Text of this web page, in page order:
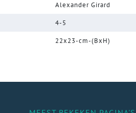
Alexander Girard
4-5
22x23-cm-(BxH)